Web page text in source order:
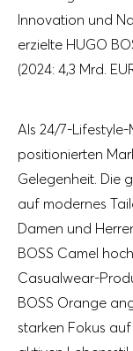
Innovation und
erzielte HUGO
(2024: 4,3 Mrd.
Als 24/7-
positionierten
Gelegenheit. Die
auf modernes
Damen und
BOSS Camel
Casualwear-
BOSS Orange
starken Fokus